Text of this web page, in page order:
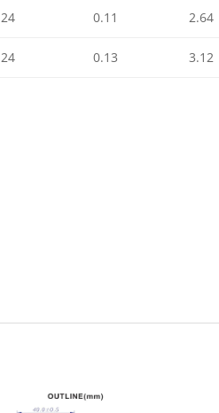
24 0.11 2.64
24 0.13 3.12